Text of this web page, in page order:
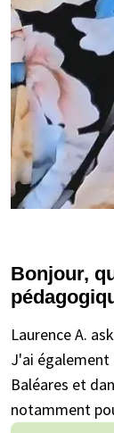
Bonjour,
Laurence A.
J'ai également
Baléares et
notamment